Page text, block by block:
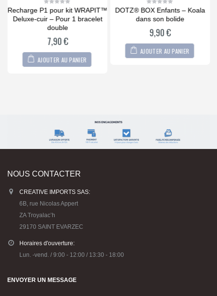
0
out
of
Recharge P1 pour kit WRAPIT™
Deluxe-cuir – Pour 1 bracelet
double
7,90€
AJOUTER AU PANIER
0
of
DOTZ® BOX Enfants – Koala
dans son bolide
9,90€
AJOUTER AU PANIER
NOUS CONTACTER
CREATIVE IMPORTS SAS:
6B, rue Nicolas Appert
ZA Troyalac’h
29170 SAINT EVARZEC
Horaires d'ouverture:
Lun. -vend. / 9:00 - 12:00 / 13:30 - 18:00
ENVOYER UN MESSAGE